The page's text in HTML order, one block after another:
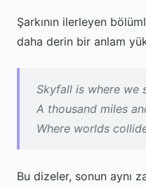
Şarkının ilerleyen
daha derin bir anlam
Skyfall is where we
A thousand miles
Where worlds
Bu dizeler, sonun aynı